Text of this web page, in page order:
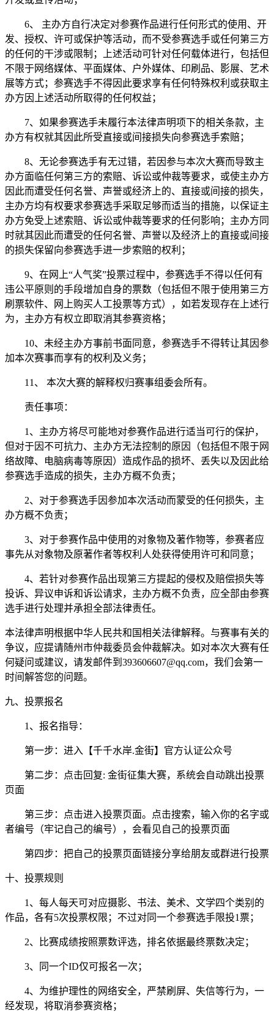
6、 主办方自行决定对参赛作品进行任何形式的使用、开
发、授权、许可或保护等活动，而不受参赛选手或任何第三方
的任何的干涉或限制；上述活动可针对任何载体进行，包括但
不限于网络媒体、平面媒体、户外媒体、印刷品、影展、艺术
展等方式；参赛选手不得因此要求享有任何特殊权利或获取主
办方因上述活动所取得的任何权益；
7、如果参赛选手未履行本法律声明项下的相关条款，主
办方有权就其因此所受直接或间接损失向参赛选手索赔；
8、无论参赛选手有无过错，若因参与本次大赛而导致主
办方面临任何第三方的索赔、诉讼或仲裁等要求，或使主办方
因此而遭受任何名誉、声誉或经济上的、直接或间接的损失，
主办方均有权要求参赛选手采取足够而适当的措施，以保证主
办方免受上述索赔、诉讼或仲裁等要求的任何影响；主办方同
时就其因此而遭受的任何名誉、声誉以及经济上的直接或间接
的损失保留向参赛选手进一步索赔的权利；
9、在网上“人气奖”投票过程中，参赛选手不得以任何有
违公平原则的手段增加自身的票数（包括但不限于使用第三方
刷票软件、网上购买人工投票等方式），如若发现存在上述行
为，主办方有权立即取消其参赛资格；
10、未经主办方事前书面同意，参赛选手不得转让其因参
加本次赛事而享有的权利及义务；
11、 本次大赛的解释权归赛事组委会所有。
责任事项：
1、主办方将尽可能地对参赛作品进行适当可行的保护，
但对于因不可抗力、主办方无法控制的原因（包括但不限于网
络故障、电脑病毒等原因）造成作品的损坏、丢失以及因此给
参赛选手造成的损失，主办方概不负责；
2、对于参赛选手因参加本次活动而蒙受的任何损失，主
办方概不负责；
3、对于参赛作品中使用的对象物及著作物等，参赛者应
事先从对象物及原著作者等权利人处获得使用许可和同意；
4、若针对参赛作品出现第三方提起的侵权及赔偿损失等
投诉、异议申诉和诉讼请求，主办方概不负责，应全部由参赛
选手进行处理并承担全部法律责任。
本法律声明根据中华人民共和国相关法律解释。与赛事有关的
争议，应提请随州市仲裁委员会仲裁解决。如对本次大赛有任
何疑问或建议，请发邮件到393606607@qq.com，我们会第一
时间解答您的问题。
九、投票报名
1、报名指导：
第一步：进入【千千水岸.金街】官方认证公众号
第二步：点击回复: 金街征集大赛，系统会自动跳出投票
页面
第三步：点击进入投票页面。点击搜索，输入你的名字或
者编号（牢记自己的编号），会看见自己的投票页面
第四步：把自己的投票页面链接分享给朋友或群进行投票
十、投票规则
1、每人每天可对应摄影、书法、美术、文学四个类别的
作品，各有5次投票权限；不过对同一个参赛选手限投1票；
2、比赛成绩按照票数评选，排名依据最终票数决定；
3、同一个ID仅可报名一次；
4、为维护理性的网络安全，严禁刷屏、失信等行为，一
经发现，将取消参赛资格；